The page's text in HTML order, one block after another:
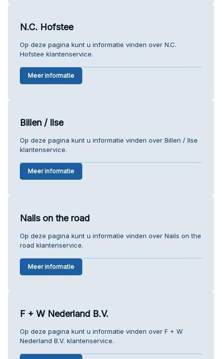
N.C. Hofstee
Op deze pagina kunt u informatie vinden over N.C.
Hofstee klantenservice.
Meer informatie
Billen / Ilse
Op deze pagina kunt u informatie vinden over Billen / Ilse
klantenservice.
Meer informatie
Nails on the road
Op deze pagina kunt u informatie vinden over Nails on the
road klantenservice.
Meer informatie
F + W Nederland B.V.
Op deze pagina kunt u informatie vinden over F + W
Nederland B.V. klantenservice.